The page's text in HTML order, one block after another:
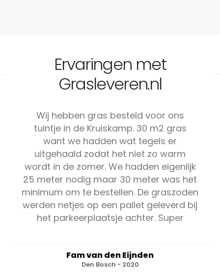
Ervaringen met
Grasleveren.nl
Wij hebben gras besteld voor ons
tuintje in de Kruiskamp. 30 m2 gras
want we hadden wat tegels er
uitgehaald zodat het niet zo warm
wordt in de zomer. We hadden eigenlijk
25 meter nodig maar 30 meter was het
minimum om te bestellen. De graszoden
werden netjes op een pallet geleverd bij
het parkeerplaatsje achter. Super
Fam van den Eijnden
Den Bosch - 2020